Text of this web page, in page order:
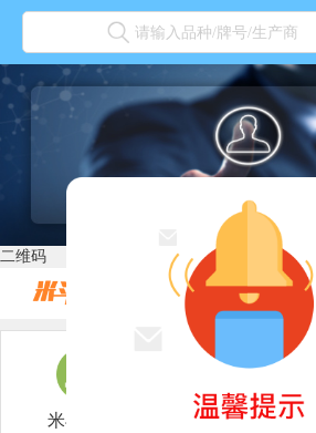
请输入品种/牌号/生产商
二维码
关于2022年元旦放假通
关于2021年国庆节放假
关于2021年中秋放假的
关于2021年端午节放假
关于2021劳动节放假的
米斗商城 撮合市场